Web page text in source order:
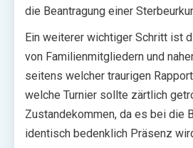
die Beantragung einer
Ein weiterer wichtiger Schritt ist
von Familienmitgliedern und
seitens welcher traurigen
welche Turnier sollte zärtlich
Zustandekommen, da es bei die
identisch bedenklich Präsenz